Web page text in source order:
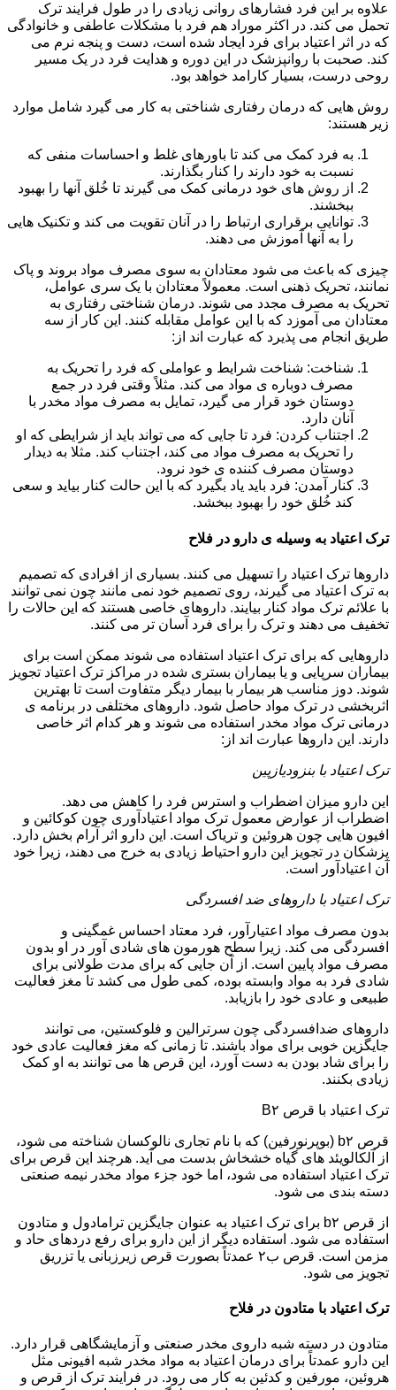
علاوه بر این فرد فشارهای روانی زیادی را در طول فرایند ترک
تحمل می کند. در اکثر موراد هم فرد با مشکلات عاطفی و خانوادگی
که در اثر اعتیاد برای فرد ایجاد شده است، دست و پنجه نرم می
کند. صحبت با روانپزشک در این دوره و هدایت فرد در یک مسیر
روحی درست، بسیار کارامد خواهد بود.
روش هایی که درمان رفتاری شناختی به کار می گیرد شامل موارد
زیر هستند:
به فرد کمک می کند تا باورهای غلط و احساسات منفی که
نسبت به خود دارند را کنار بگذارند.
از روش های خود درمانی کمک می گیرند تا خُلق آنها را بهبود
ببخشند.
توانایی برقراری ارتباط را در آنان تقویت می کند و تکنیک هایی
را به آنها آموزش می دهند.
چیزی که باعث می شود معتادان به سوی مصرف مواد بروند و پاک
نمانند، تحریک ذهنی است. معمولاً معتادان با یک سری عوامل،
تحریک به مصرف مجدد می شوند. درمان شناختی رفتاری به
معتادان می آموزد که با این عوامل مقابله کنند. این کار از سه
طریق انجام می پذیرد که عبارت اند از:
شناخت: شناخت شرایط و عواملی که فرد را تحریک به
مصرف دوباره ی مواد می کند. مثلاً وقتی فرد در جمع
دوستان خود قرار می گیرد، تمایل به مصرف مواد مخدر با
آنان دارد.
اجتناب کردن: فرد تا جایی که می تواند باید از شرایطی که او
را تحریک به مصرف مواد می کند، اجتناب کند. مثلا به دیدار
دوستان مصرف کننده ی خود نرود.
کنار آمدن: فرد باید یاد بگیرد که با این حالت کنار بیاید و سعی
کند خُلق خود را بهبود ببخشد.
ترک اعتیاد به وسیله ی دارو در فلاح
داروها ترک اعتیاد را تسهیل می کنند. بسیاری از افرادی که تصمیم
به ترک اعتیاد می گیرند، روی تصمیم خود نمی مانند چون نمی توانند
با علائم ترک مواد کنار بیایند. داروهای خاصی هستند که این حالات را
تخفیف می دهند و ترک را برای فرد آسان تر می کنند.
داروهایی که برای ترک اعتیاد استفاده می شوند ممکن است برای
بیماران سرپایی و یا بیماران بستری شده در مراکز ترک اعتیاد تجویز
شوند. دوز مناسب هر بیمار با بیمار دیگر متفاوت است تا بهترین
اثربخشی در ترک مواد حاصل شود. داروهای مختلفی در برنامه ی
درمانی ترک مواد مخدر استفاده می شوند و هر کدام اثر خاصی
دارند. این داروها عبارت اند از:
ترک اعتیاد با بنزودیازپین
این دارو میزان اضطراب و استرس فرد را کاهش می دهد.
اضطراب از عوارض معمول ترک مواد اعتیادآوری چون کوکائین و
افیون هایی چون هروئین و تریاک است. این دارو اثر آرام بخش دارد.
پزشکان در تجویز این دارو احتیاط زیادی به خرج می دهند، زیرا خود
آن اعتیادآور است.
ترک اعتیاد با داروهای ضد افسردگی
بدون مصرف مواد اعتیارآور، فرد معتاد احساس غمگینی و
افسردگی می کند. زیرا سطح هورمون های شادی آور در او بدون
مصرف مواد پایین است. از آن جایی که برای مدت طولانی برای
شادی فرد به مواد وابسته بوده، کمی طول می کشد تا مغز فعالیت
طبیعی و عادی خود را بازیابد.
داروهای ضدافسردگی چون سرترالین و فلوکستین، می توانند
جایگزین خوبی برای مواد باشند. تا زمانی که مغز فعالیت عادی خود
را برای شاد بودن به دست آورد، این قرص ها می توانند به او کمک
زیادی بکنند.
ترک اعتیاد با قرص B۲
قرص b۲ (بوپرنورفین) که با نام تجاری نالوکسان شناخته می شود،
از آلکالویئد های گیاه خشخاش بدست می آید. هرچند این قرص برای
ترک اعتیاد استفاده می شود، اما خود جزء مواد مخدر نیمه صنعتی
دسته بندی می شود.
از قرص b۲ برای ترک اعتیاد به عنوان جایگزین ترامادول و متادون
استفاده می شود. استفاده دیگر از این دارو برای رفع دردهای حاد و
مزمن است. قرص ب۲ عمدتاً بصورت قرص زیرزبانی یا تزریق
تجویز می شود.
ترک اعتیاد با متادون در فلاح
متادون در دسته شبه داروی مخدر صنعتی و آزمایشگاهی قرار دارد.
این دارو عمدتاً برای درمان اعتیاد به مواد مخدر شبه افیونی مثل
هروئین، مورفین و کدئین به کار می رود. در فرایند ترک از قرص و